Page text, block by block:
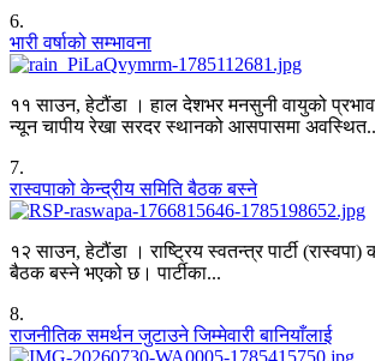
6.
भारी वर्षाको सम्भावना
११ साउन, हेटौंडा । हाल देशभर मनसुनी वायुको
न्यून चापीय रेखा सरदर स्थानको आसपासमा
7.
रास्वपाको केन्द्रीय समिति बैठक बस्ने
१२ साउन, हेटौंडा । राष्ट्रिय स्वतन्त्र पार्टी
बैठक बस्ने भएको छ। पार्टीका...
8.
राजनीतिक समर्थन जुटाउने जिम्मेवारी बानियाँलाई